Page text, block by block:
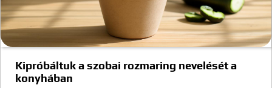
Kipróbáltuk a szobai rozmaring nevelését a
konyhában